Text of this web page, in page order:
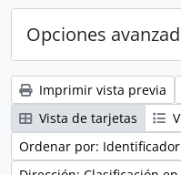
Opciones
Imprimir vista previa
Vista de tarjetas
Ordenar por: Identificador